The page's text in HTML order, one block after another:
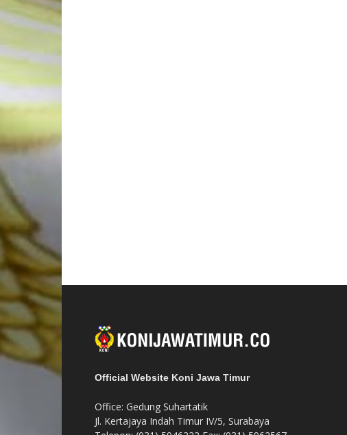
Official Website Koni Jawa Timur
Office: Gedung Suhartatik
Jl. Kertajaya Indah Timur IV/5, Surabaya